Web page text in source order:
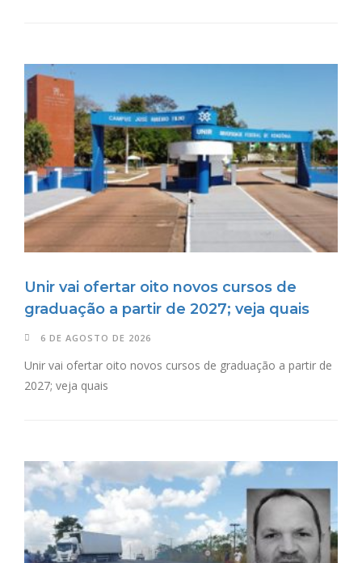
Unir vai ofertar oito novos cursos de
graduação a partir de 2027; veja quais
6 DE AGOSTO DE 2026
Unir vai ofertar oito novos cursos de graduação a partir de
2027; veja quais